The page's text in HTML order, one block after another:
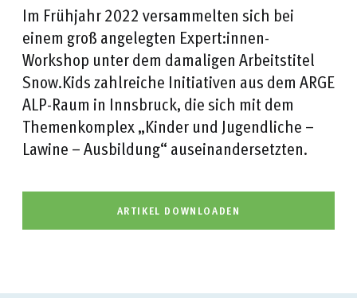
Im Frühjahr 2022 versammelten sich bei
einem groß angelegten Expert:innen-
Workshop unter dem damaligen Arbeitstitel
Snow.Kids zahlreiche Initiativen aus dem ARGE
ALP-Raum in Innsbruck, die sich mit dem
Themenkomplex „Kinder und Jugendliche –
Lawine – Ausbildung“ auseinandersetzten.
ARTIKEL DOWNLOADEN